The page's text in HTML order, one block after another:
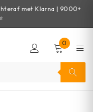
met Klarna | 9000+
0